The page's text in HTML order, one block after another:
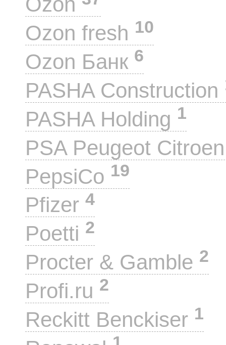
Ozon fresh 10
Ozon Банк 6
PASHA Construction
PASHA Holding 1
PSA Peugeot
PepsiCo 19
Pfizer 4
Poetti 2
Procter & Gamble 2
Profi.ru 2
Reckitt Benckiser 1